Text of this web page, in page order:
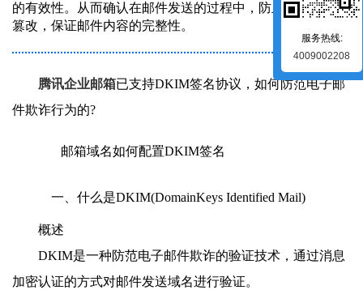
的有效性。从而确认在邮件发送的过程中，防止邮件被恶意
篡改，保证邮件内容的完整性。
腾讯企业邮箱已支持DKIM签名协议，如何防范电子邮
件欺诈行为的?
邮箱域名如何配置DKIM签名
一、什么是DKIM(DomainKeys Identified Mail)
概述
DKIM是一种防范电子邮件欺诈的验证技术，通过消息
加密认证的方式对邮件发送域名进行验证。
服务热线:
4009002208